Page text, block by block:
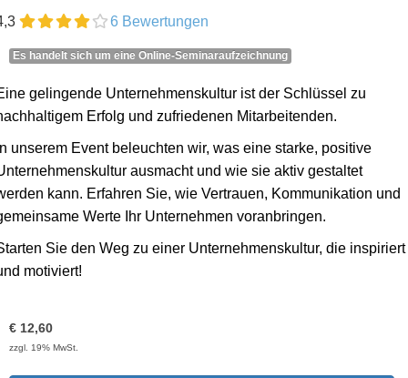
6 Bewertungen
Es handelt sich um eine Online-Seminaraufzeichnung
gelingende Unternehmenskultur ist der Schlüssel zu
Erfolg und zufriedenen Mitarbeitenden.
unserem Event beleuchten wir, was eine starke, positive
ausmacht und wie sie aktiv gestaltet
kann. Erfahren Sie, wie Vertrauen, Kommunikation und
Werte Ihr Unternehmen voranbringen.
Sie den Weg zu einer Unternehmenskultur, die inspiriert
motiviert!
€ 12,60
zzgl. 19% MwSt.